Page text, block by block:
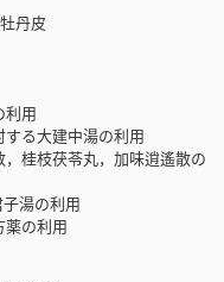
丹皮
用
る大建中湯の利用
桂枝茯苓丸，加味逍遙散の
湯の利用
の利用